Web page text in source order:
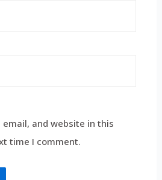
email, and website in this
time I comment.